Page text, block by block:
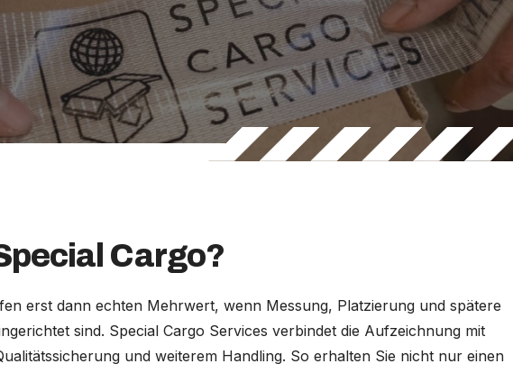
Cargo?
erst dann echten Mehrwert, wenn Messung, Platzierung und spätere
sind. Special Cargo Services verbindet die Aufzeichnung mit
und weiterem Handling. So erhalten Sie nicht nur einen